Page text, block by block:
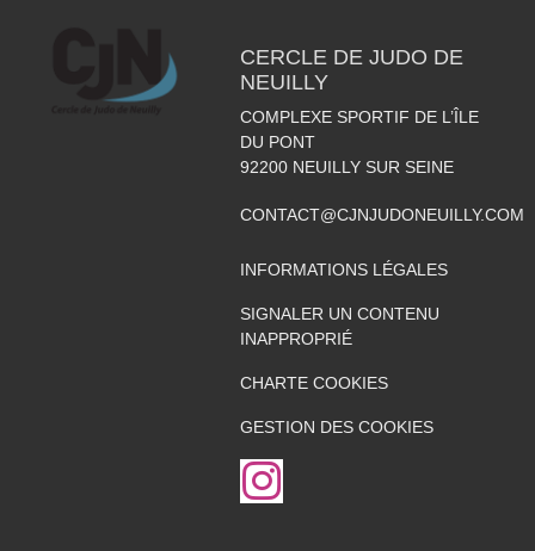
CERCLE DE JUDO DE
NEUILLY
COMPLEXE SPORTIF DE L’ÎLE
DU PONT
92200 NEUILLY SUR SEINE
CONTACT@CJNJUDONEUILLY.COM
INFORMATIONS LÉGALES
SIGNALER UN CONTENU
INAPPROPRIÉ
CHARTE COOKIES
GESTION DES COOKIES